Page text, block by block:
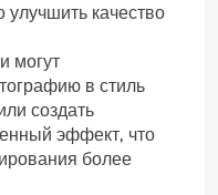
улучшить качество
могут
в стиль
создать
эффект, что
более